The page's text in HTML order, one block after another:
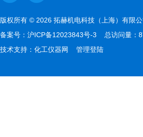
版权所有 © 2026 拓赫机电科技（上海）有限
备案号： 沪ICP备12023843号-3 总访问量：
技术支持： 化工仪器网 管理登陆